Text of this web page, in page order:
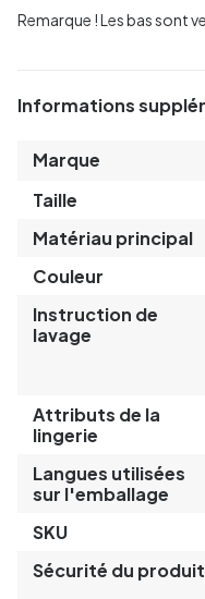
Remarque ! Les bas sont
Informations
Marque
Taille
Matériau principal
Couleur
Instruction de
lavage
Attributs de la
lingerie
Langues utilisées
sur l'emballage
SKU
Sécurité du produit